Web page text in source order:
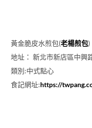
黃金脆皮水煎包(老楊煎包)
地址： 新北市新店區中興
類別:中式點心
食記網址:https://